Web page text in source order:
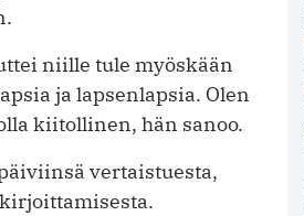
niille tule myöskään
ja lapsenlapsia. Olen
kiitollinen, hän sanoo.
vertaistuesta,